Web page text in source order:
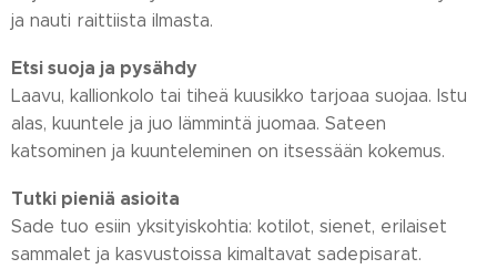
ja nauti raittiista ilmasta.
Etsi suoja ja pysähdy
Laavu, kallionkolo tai tiheä kuusikko tarjoaa suojaa. Istu
alas, kuuntele ja juo lämmintä juomaa. Sateen
katsominen ja kuunteleminen on itsessään kokemus.
Tutki pieniä asioita
Sade tuo esiin yksityiskohtia: kotilot, sienet, erilaiset
sammalet ja kasvustoissa kimaltavat sadepisarat.